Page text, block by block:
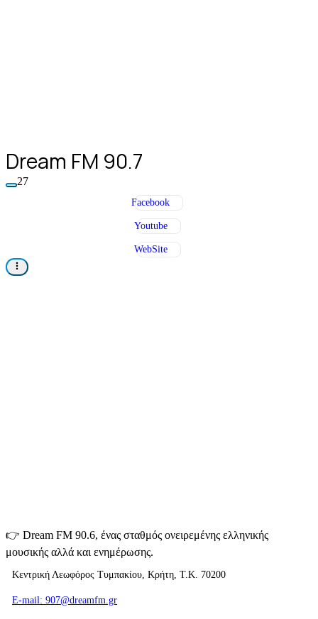
Dream FM 90.7
27
Facebook
Youtube
WebSite
👉 Dream FM 90.6, ένας σταθμός ονειρεμένης ελληνικής
μουσικής αλλά και ενημέρωσης.
Κεντρική Λεωφόρος Τυμπακίου, Κρήτη, Τ.Κ. 70200
E-mail: 907@dreamfm.gr